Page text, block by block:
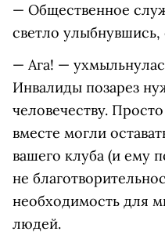
— Общественное
светло улыбнувшись,
— Ага! —
Инвалиды позарез
человечеству.
вместе могли
вашего клуба (и ему
не
необходимость для
людей.